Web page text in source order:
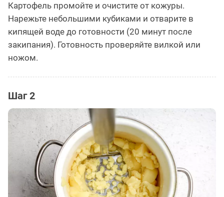
Картофель промойте и очистите от кожуры.
Нарежьте небольшими кубиками и отварите в
кипящей воде до готовности (20 минут после
закипания). Готовность проверяйте вилкой или
ножом.
Шаг 2